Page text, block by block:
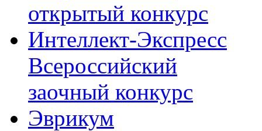
открытый конкурс
Интеллект-Экспресс
Всероссийский
заочный конкурс
Эврикум